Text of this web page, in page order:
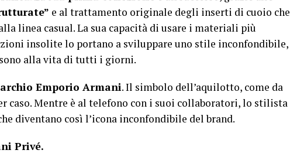
e al trattamento originale degli inserti di cuoio che
linea casual. La sua capacità di usare i materiali più
insolite lo portano a sviluppare uno stile inconfondibile,
alla vita di tutti i giorni.
Emporio Armani. Il simbolo dell’aquilotto, come da
caso. Mentre è al telefono con i suoi collaboratori, lo stilista
diventano così l’icona inconfondibile del brand.
Privé.